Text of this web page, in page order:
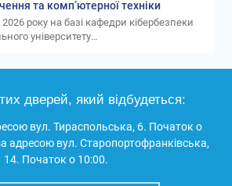
та комп’ютерної техніки
2026 року на базі кафедри кібербезпеки
університету…
дверей, який відбудеться:
вул. Тираспольська, 6. Початок о
адресою вул. Старопортофранківська,
14. Початок о 10:00.